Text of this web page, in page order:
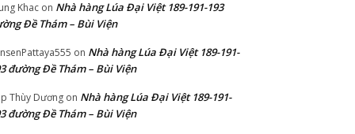
Khac on Nhà hàng Lúa Đại Việt 189-191-193
Đề Thám – Bùi Viện
on Nhà hàng Lúa Đại Việt 189-191-
đường Đề Thám – Bùi Viện
Thùy Dương on Nhà hàng Lúa Đại Việt 189-191-
đường Đề Thám – Bùi Viện